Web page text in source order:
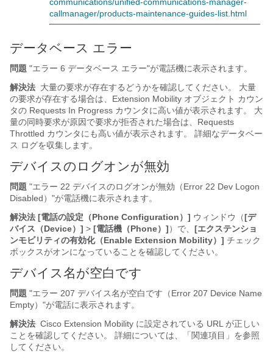
callmanager/products-maintenance-guides-list.html
データベース エラー
問題 "エラー 6 データベース エラー"が電話機に表示されます。
解決法 大量の要求が存在するどうかを確認してください。 大量
の要求が存在する場合は、Extension Mobility オブジェクト カウン
タの Requests In Progress カウンタに高い値が表示されます。 大
量の同時要求が原因で要求が拒否された場合は、Requests
Throttled カウンタにも高い値が表示されます。 詳細なデータベー
ス ログを収集します。
デバイスのログオンが無効
問題 "エラー 22 デバイスのログオンが無効（Error 22 Dev Logon
Disabled）"が電話機に表示されます。
解決法 [電話の設定（Phone Configuration）] ウィンドウ（[デ
バイス（Device）] > [電話機（Phone）]）で、 [エクステンショ
ンモビリティの有効化（Enable Extension Mobility）] チェック
ボックスがオンになっていることを確認してください。
デバイス名が空白です
問題 "エラー 207 デバイス名が空白です（Error 207 Device Name
Empty）"が電話に表示されます。
解決法 Cisco Extension Mobility に設定されている URL が正しい
ことを確認してください。 詳細については、「関連項目」を参照
してください。